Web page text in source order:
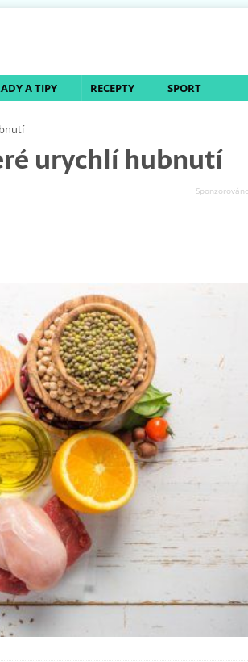
A TIPY RECEPTY SPORT
urychlí hubnutí